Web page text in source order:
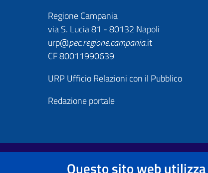
Regione Campania
via S. Lucia 81 - 80132 Napoli
urp@pec.regione.campania.it
CF 80011990639
URP Ufficio Relazioni con il Pubblico
Redazione portale
Footer First
Useful links section
Questo sito web